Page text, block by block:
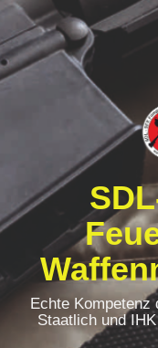
Zum
Inhalt
springen
Echte Kompetenz
Staatlich und